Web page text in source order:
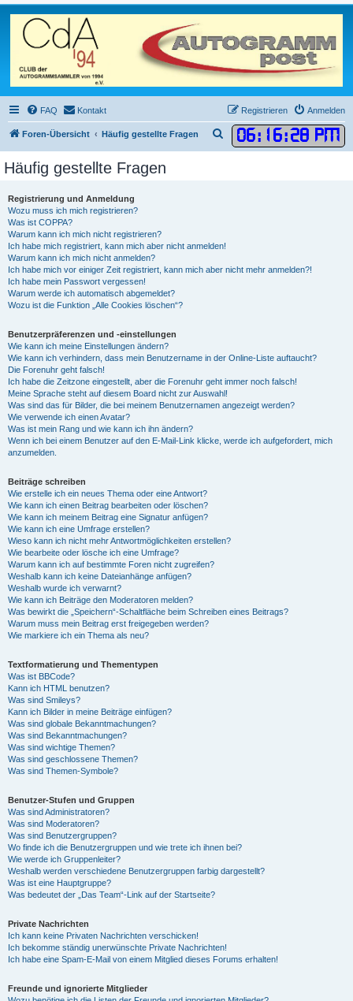
FAQ Kontakt Anmelden
Registrieren
Foren-Übersicht Häufig gestellte Fragen 06: 16:29 PM
u
Häufig gestellte Fragen
Registrierung und Anmeldung
Wozu muss ich mich registrieren?
Was ist COPPA?
Warum kann ich mich nicht registrieren?
Ich habe mich registriert, kann mich aber nicht anmelden!
Warum kann ich mich nicht anmelden?
Ich habe mich vor einiger Zeit registriert, kann mich aber nicht mehr anmelden?!
Ich habe mein Passwort vergessen!
Warum werde ich automatisch abgemeldet?
Wozu ist die Funktion „Alle Cookies löschen“?
Benutzerpräferenzen und -einstellungen
Wie kann ich meine Einstellungen ändern?
Wie kann ich verhindern, dass mein Benutzername in der Online-Liste auftaucht?
Die Forenuhr geht falsch!
Ich habe die Zeitzone eingestellt, aber die Forenuhr geht immer noch falsch!
Meine Sprache steht auf diesem Board nicht zur Auswahl!
Was sind das für Bilder, die bei meinem Benutzernamen angezeigt werden?
Wie verwende ich einen Avatar?
Was ist mein Rang und wie kann ich ihn ändern?
Wenn ich bei einem Benutzer auf den E-Mail-Link klicke, werde ich aufgefordert, mich
anzumelden.
Beiträge schreiben
Wie erstelle ich ein neues Thema oder eine Antwort?
Wie kann ich einen Beitrag bearbeiten oder löschen?
Wie kann ich meinem Beitrag eine Signatur anfügen?
Wie kann ich eine Umfrage erstellen?
Wieso kann ich nicht mehr Antwortmöglichkeiten erstellen?
Wie bearbeite oder lösche ich eine Umfrage?
Warum kann ich auf bestimmte Foren nicht zugreifen?
Weshalb kann ich keine Dateianhänge anfügen?
Weshalb wurde ich verwarnt?
Wie kann ich Beiträge den Moderatoren melden?
Was bewirkt die „Speichern“-Schaltfläche beim Schreiben eines Beitrags?
Warum muss mein Beitrag erst freigegeben werden?
Wie markiere ich ein Thema als neu?
Textformatierung und Thementypen
Was ist BBCode?
Kann ich HTML benutzen?
Was sind Smileys?
Kann ich Bilder in meine Beiträge einfügen?
Was sind globale Bekanntmachungen?
Was sind Bekanntmachungen?
Was sind wichtige Themen?
Was sind geschlossene Themen?
Was sind Themen-Symbole?
Benutzer-Stufen und Gruppen
Was sind Administratoren?
Was sind Moderatoren?
Was sind Benutzergruppen?
Wo finde ich die Benutzergruppen und wie trete ich ihnen bei?
Wie werde ich Gruppenleiter?
Weshalb werden verschiedene Benutzergruppen farbig dargestellt?
Was ist eine Hauptgruppe?
Was bedeutet der „Das Team“-Link auf der Startseite?
Private Nachrichten
Ich kann keine Privaten Nachrichten verschicken!
Ich bekomme ständig unerwünschte Private Nachrichten!
Ich habe eine Spam-E-Mail von einem Mitglied dieses Forums erhalten!
Freunde und ignorierte Mitglieder